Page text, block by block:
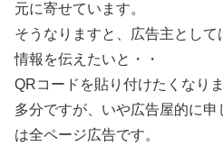
元に寄せています。
そうなりますと、広告主とし
情報を伝えたいと・・
QRコードを貼り付けたくなりま
多分ですが、いや広告屋的に
は全ページ広告です。